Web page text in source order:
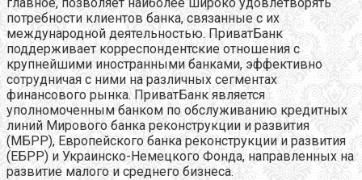
потребности клиентов банка, связанные с их
международной деятельностью. ПриватБанк
поддерживает корреспондентские отношения с
крупнейшими иностранными банками, эффективно
сотрудничая с ними на различных сегментах
финансового рынка. ПриватБанк является
уполномоченным банком по обслуживанию кредитных
линий Мирового банка реконструкции и развития
(МБРР), Европейского банка реконструкции и развития
(ЕБРР) и Украинско-Немецкого Фонда, направленных на
развитие малого и среднего бизнеса.